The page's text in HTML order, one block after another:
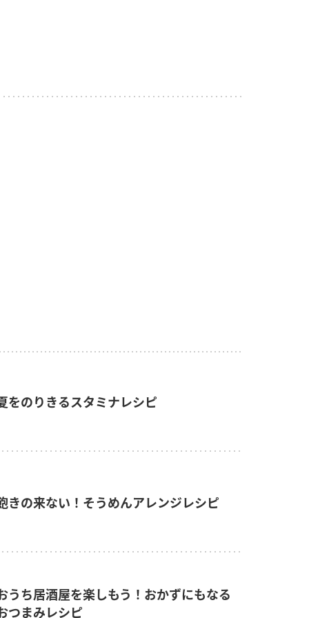
をのりきるスタミナレシピ
きの来ない！そうめんアレンジレシピ
うち居酒屋を楽しもう！おかずにもなる
つまみレシピ